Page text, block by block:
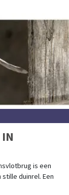
is een
duinrel. Een